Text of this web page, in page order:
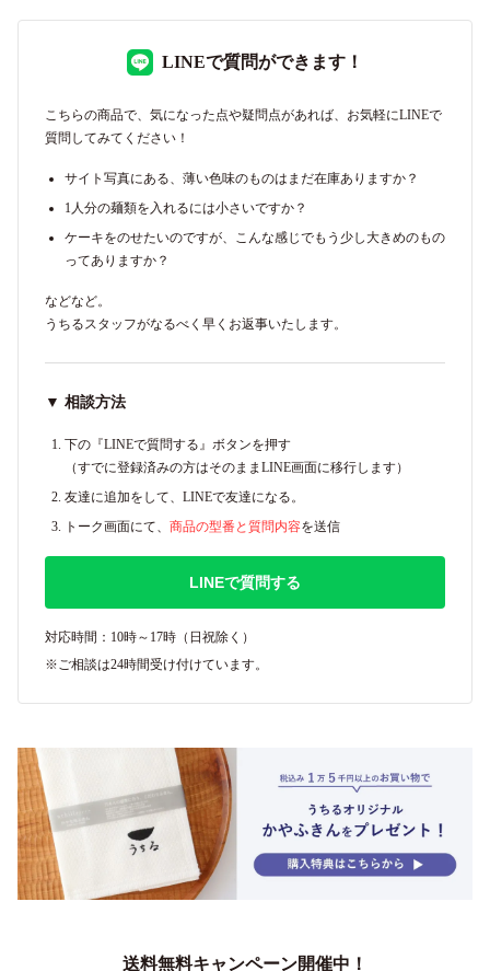
LINEで質問ができます！
こちらの商品で、気になった点や疑問点があれば、お気軽にLINEで
質問してみてください！
サイト写真にある、薄い色味のものはまだ在庫ありますか？
1人分の麺類を入れるには小さいですか？
ケーキをのせたいのですが、こんな感じでもう少し大きめのもの
ってありますか？
などなど。
うちるスタッフがなるべく早くお返事いたします。
▼ 相談方法
下の『LINEで質問する』ボタンを押す
（すでに登録済みの方はそのままLINE画面に移行します）
友達に追加をして、LINEで友達になる。
トーク画面にて、 商品の型番と質問内容を送信
LINEで質問する
対応時間：10時～17時（日祝除く）
※ご相談は24時間受け付けています。
送料無料キャンペーン開催中！